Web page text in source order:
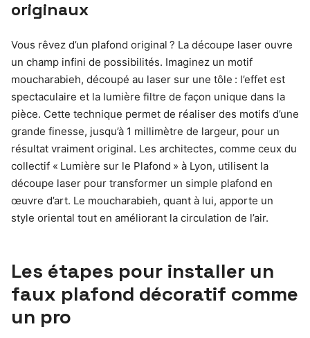
originaux
Vous rêvez d’un plafond original ? La découpe laser ouvre
un champ infini de possibilités. Imaginez un motif
moucharabieh, découpé au laser sur une tôle : l’effet est
spectaculaire et la lumière filtre de façon unique dans la
pièce. Cette technique permet de réaliser des motifs d’une
grande finesse, jusqu’à 1 millimètre de largeur, pour un
résultat vraiment original. Les architectes, comme ceux du
collectif « Lumière sur le Plafond » à Lyon, utilisent la
découpe laser pour transformer un simple plafond en
œuvre d’art. Le moucharabieh, quant à lui, apporte un
style oriental tout en améliorant la circulation de l’air.
Les étapes pour installer un
faux plafond décoratif comme
un pro